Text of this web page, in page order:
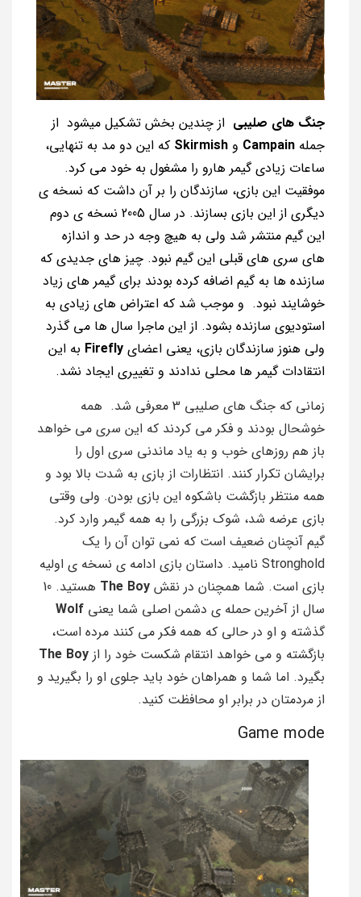
جنگ های صلیبی از چندین بخش تشکیل میشود از
جمله Campain و Skirmish که این دو مد به تنهایی،
ساعات زیادی گیمر هارو را مشغول به خود می کرد.
موفقیت این بازی، سازندگان را بر آن داشت که نسخه ی
دیگری از این بازی بسازند. در سال 2005 نسخه ی دوم
این گیم منتشر شد ولی به هیچ وجه در حد و اندازه
های سری های قبلی این گیم نبود. چیز های جدیدی که
سازنده ها به گیم اضافه کرده بودند برای گیمر های زیاد
خوشایند نبود. و موجب شد که اعتراض های زیادی به
استودیوی سازنده بشود. از این ماجرا سال ها می گذرد
ولی هنوز سازندگان بازی، یعنی اعضای Firefly به این
انتقادات گیمر ها محلی ندادند و تغییری ایجاد نشد.
زمانی که جنگ های صلیبی 3 معرفی شد. همه
خوشحال بودند و فکر می کردند که این سری می خواهد
باز هم روزهای خوب و به یاد ماندنی سری اول را
برایشان تکرار کنند. انتظارات از بازی به شدت بالا بود و
همه منتظر بازگشت باشکوه این بازی بودن. ولی وقتی
بازی عرضه شد، شوک بزرگی را به همه گیمر وارد کرد.
گیم آنچنان ضعیف است که نمی توان آن را یک
Stronghold نامید. داستان بازی ادامه ی نسخه ی اولیه
بازی است. شما همچنان در نقش The Boy
هستید. 10
سال از آخرین حمله ی دشمن اصلی شما یعنی Wolf
گذشته و او در حالی که همه فکر می کنند مرده است،
بازگشته و می خواهد انتقام شکست خود را از The Boy
بگیرد. اما شما و همراهان خود باید جلوی او را بگیرید و
از مردمتان در برابر او محافظت کنید.
Game mode